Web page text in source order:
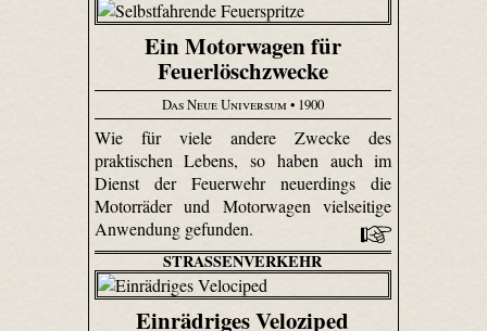
Ein Motorwagen für
Feuerlöschzwecke
Das Neue Universum• 1900
Wie für viele andere Zwecke des
praktischen Lebens, so haben auch im
Dienst der Feuerwehr neuerdings die
Motorräder und Motorwagen vielseitige
Anwendung gefunden.
STRASSENVERKEHR
Einrädriges Veloziped